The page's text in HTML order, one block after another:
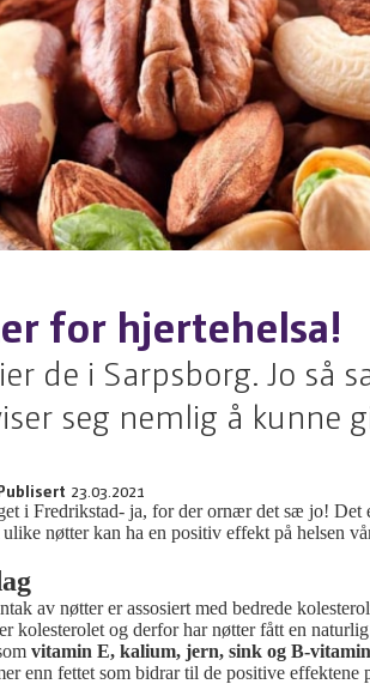
for hjertehelsa!
de i Sarpsborg. Jo så
seg nemlig å kunne
23.03.2021
i Fredrikstad- ja, for der ornær det sæ jo! Det
nøtter kan ha en positiv effekt på helsen
av nøtter er assosiert med bedrede
kolesterolet og derfor har nøtter fått en
vitamin E, kalium, jern, sink og B-
enn fettet som bidrar til de positive effektene